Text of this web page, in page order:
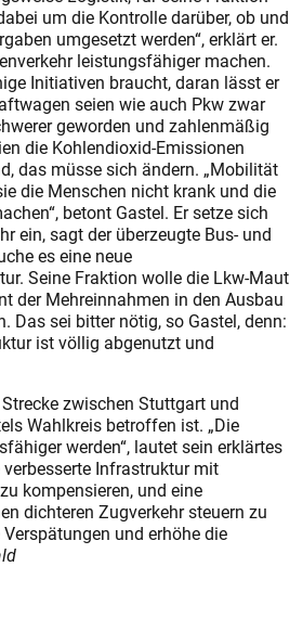
um die Kontrolle darüber, ob und
umgesetzt werden“, erklärt er.
leistungsfähiger machen.
Initiativen braucht, daran lässt er
seien wie auch Pkw zwar
geworden und zahlenmäßig
die Kohlendioxid-Emissionen
das müsse sich ändern. „Mobilität
die Menschen nicht krank und die
betont Gastel. Er setze sich
ein, sagt der überzeugte Bus- und
es eine neue
Seine Fraktion wolle die Lkw-Maut
der Mehreinnahmen in den Ausbau
Das sei bitter nötig, so Gastel, denn:
ist völlig abgenutzt und
zwischen Stuttgart und
Wahlkreis betroffen ist. „Die
werden“, lautet sein erklärtes
Infrastruktur mit
kompensieren, und eine
dichteren Zugverkehr steuern zu
und erhöhe die